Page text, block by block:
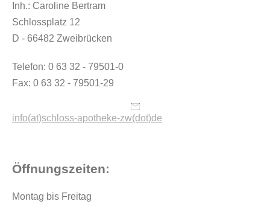
Inh.: Caroline Bertram
Schlossplatz 12
D - 66482 Zweibrücken
Telefon: 0 63 32 - 79501-0
Fax: 0 63 32 - 79501-29
info(at)schloss-apotheke-zw(dot)de
Öffnungszeiten:
Montag bis Freitag